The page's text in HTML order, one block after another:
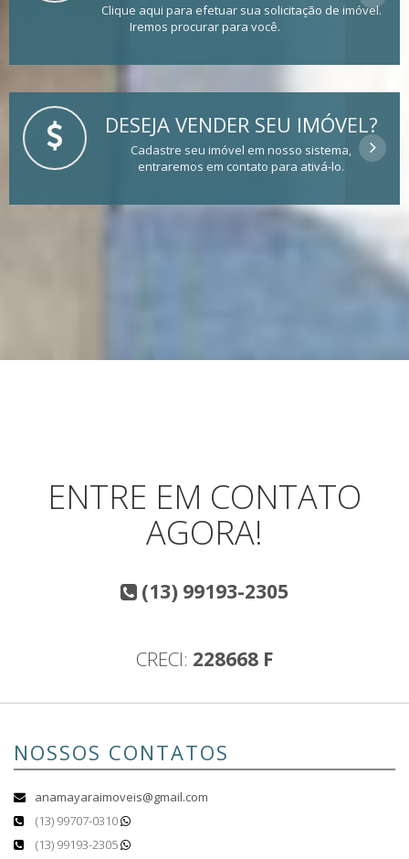
Clique aqui para efetuar sua solicitação de imóvel.
Iremos procurar para você.
DESEJA VENDER SEU IMÓVEL?
Cadastre seu imóvel em nosso sistema,
entraremos em contato para ativá-lo.
ENTRE EM CONTATO
AGORA!
(13) 99193-2305
CRECI: 228668 F
NOSSOS CONTATOS
anamayaraimoveis@gmail.com
(13) 99707-0310
(13) 99193-2305